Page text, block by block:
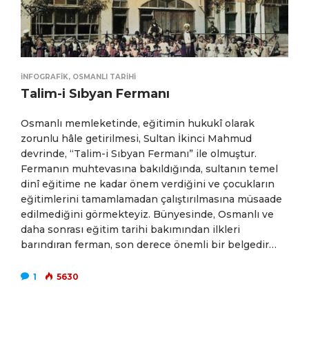
İNFOGRAFIK, OSMANLI TARIHI
Talim-i Sıbyan Fermanı
Osmanlı memleketinde, eğitimin hukukî olarak
zorunlu hâle getirilmesi, Sultan İkinci Mahmud
devrinde, “Talim-i Sıbyan Fermanı” ile olmuştur.
Fermanın muhtevasına bakıldığında, sultanın temel
dinî eğitime ne kadar önem verdiğini ve çocukların
eğitimlerini tamamlamadan çalıştırılmasına müsaade
edilmediğini görmekteyiz. Bünyesinde, Osmanlı ve
daha sonrası eğitim tarihi bakımından ilkleri
barındıran ferman, son derece önemli bir belgedir…
1 5630